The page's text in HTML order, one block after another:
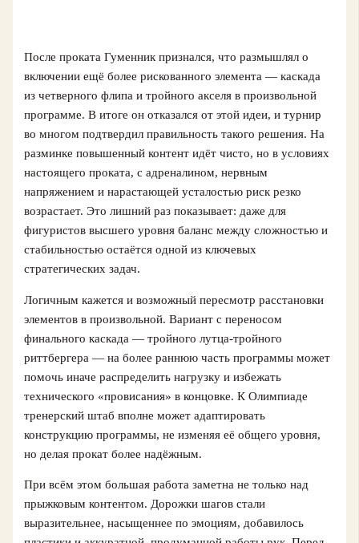
После проката Гуменник признался, что размышлял о
включении ещё более рискованного элемента — каскада
из четверного флипа и тройного акселя в произвольной
программе. В итоге он отказался от этой идеи, и турнир
во многом подтвердил правильность такого решения. На
разминке повышенный контент идёт чисто, но в условиях
настоящего проката, с адреналином, нервным
напряжением и нарастающей усталостью риск резко
возрастает. Это лишний раз показывает: даже для
фигуристов высшего уровня баланс между сложностью и
стабильностью остаётся одной из ключевых
стратегических задач.
Логичным кажется и возможный пересмотр расстановки
элементов в произвольной. Вариант с переносом
финального каскада — тройного лутца-тройного
риттбергера — на более раннюю часть программы может
помочь иначе распределить нагрузку и избежать
технического «провисания» в концовке. К Олимпиаде
тренерский штаб вполне может адаптировать
конструкцию программы, не изменяя её общего уровня,
но делая прокат более надёжным.
При всём этом большая работа заметна не только над
прыжковым контентом. Дорожки шагов стали
выразительнее, насыщеннее по эмоциям, добавилось